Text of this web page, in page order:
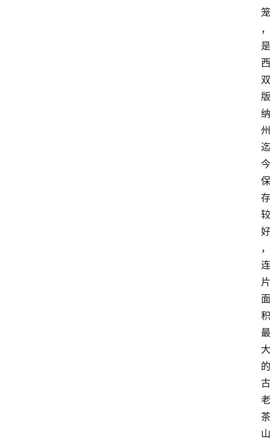
笼
，
是
西
双
版
纳
州
迄
今
保
存
较
好
，
连
片
面
积
最
大
的
古
老
茶
山